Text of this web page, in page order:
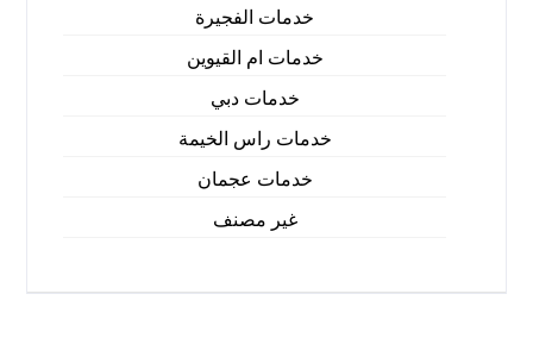
خدمات الفجيرة
خدمات ام القيوين
خدمات دبي
خدمات راس الخيمة
خدمات عجمان
غير مصنف